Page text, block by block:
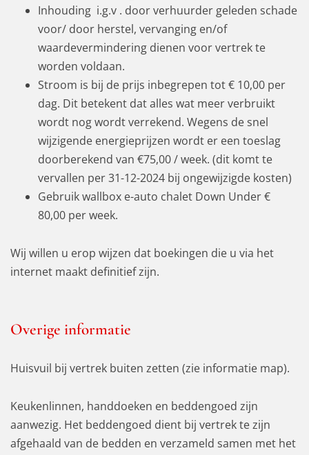
Inhouding i.g.v . door verhuurder geleden schade
voor/ door herstel, vervanging en/of
waardevermindering dienen voor vertrek te
worden voldaan.
Stroom is bij de prijs inbegrepen tot € 10,00 per
dag. Dit betekent dat alles wat meer verbruikt
wordt nog wordt verrekend. Wegens de snel
wijzigende energieprijzen wordt er een toeslag
doorberekend van €75,00 / week. (dit komt te
vervallen per 31-12-2024 bij ongewijzigde kosten)
Gebruik wallbox e-auto chalet Down Under €
80,00 per week.
Wij willen u erop wijzen dat boekingen die u via het
internet maakt definitief zijn.
Overige informatie
Huisvuil bij vertrek buiten zetten (zie informatie map).
Keukenlinnen, handdoeken en beddengoed zijn
aanwezig. Het beddengoed dient bij vertrek te zijn
afgehaald van de bedden en verzameld samen met het